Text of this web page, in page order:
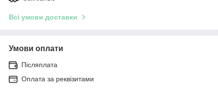
Всі умови доставки
Умови оплати
Післяплата
Оплата за реквізитами